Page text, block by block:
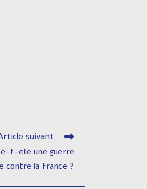
suivant
t-elle une guerre
contre la France ?